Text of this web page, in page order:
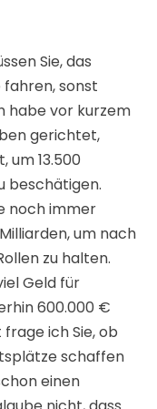
Sie, das
sonst
habe vor kurzem
gerichtet,
um 13.500
beschätigen.
noch immer
um nach
zu halten.
Geld für
600.000 €
ich Sie, ob
schaffen
einen